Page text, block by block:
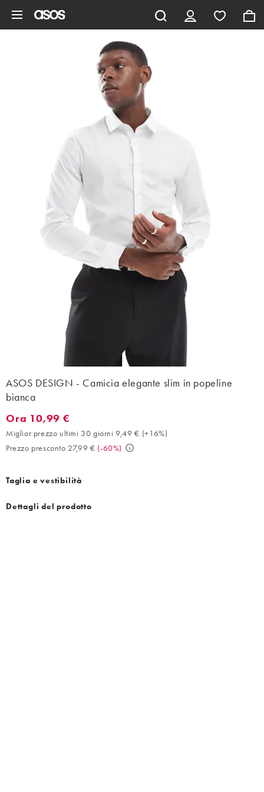
ASOS DESIGN - Camicia elegante slim in popeline
bianca
Ora 10,99 €. Miglior prezzo ultimi 30 giorni 9,49 € (+16%).
Ora 10,99 €
Miglior prezzo ultimi 30 giorni 9,49 € (+16%)
Prezzo presconto 27,99 € (-60%)
Taglia e vestibilità
Dettagli del prodotto